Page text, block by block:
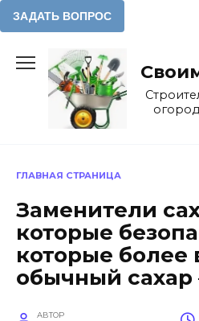
содержанию
ГЛАВНАЯ СТРАНИЦА
Заменители
которые
которые более
обычный
АВТОР